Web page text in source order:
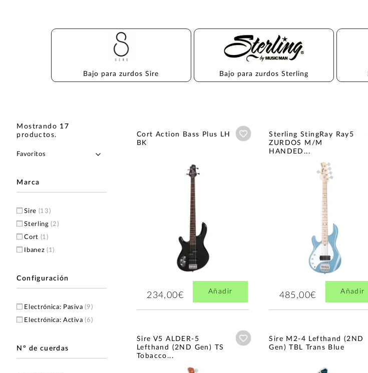
Bajo para zurdos Sire Bajo para zurdos Sterling
Mostrando 17
productos.
Marca
Sire (13)
Sterling(2)
Cort (1)
Ibanez (1)
Configuración
Electrónica: Pasiva(9)
Electrónica: Activa(6)
Nº de cuerdas
Cort Action Bass Plus LH
BK
Añadir a wishlist
234,00€ Añadir
Sterling StingRay Ray5
ZURDOS M/M
HANDED...
485,00€ Añadir
Sire V5 ALDER-5
Lefthand (2ND Gen) TS
Tobacco...
Añadir a wishlist
Sire M2-4 Lefthand (2ND
Gen) TBL Trans Blue